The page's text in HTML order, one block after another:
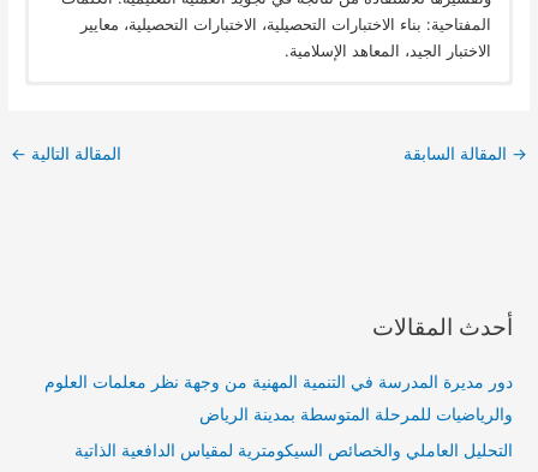
المفتاحية: بناء الاختبارات التحصيلية، الاختبارات التحصيلية، معايير
الاختبار الجيد، المعاهد الإسلامية.
→ المقالة السابقة المقالة التالية ←
أحدث المقالات
دور مديرة المدرسة في التنمية المهنية من وجهة نظر معلمات العلوم
والرياضيات للمرحلة المتوسطة بمدينة الرياض
التحليل العاملي والخصائص السيكومترية لمقياس الدافعية الذاتية